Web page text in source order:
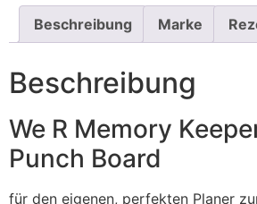
Beschreibung Marke
Beschreibung
We R Memory
Punch Board
für den eigenen, perfekten Planer